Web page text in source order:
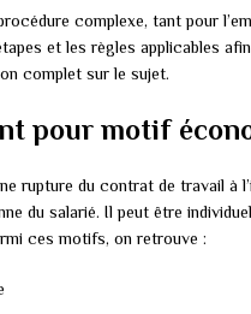
complexe, tant pour
et les règles applicables
complet sur le sujet.
pour motif
rupture du contrat de travail à
du salarié. Il peut être
ces motifs, on retrouve :